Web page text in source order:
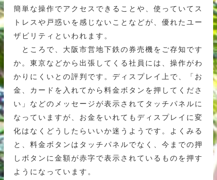
簡単な操作でアクセスできることや、使っていてス
トレスや戸惑いを感じないことなどが、優れたユー
ザビリティといわれます。
ところで、大阪市営地下鉄の券売機をご存知です
か。東京などから出張してくる社員には、操作がわ
かりにくいとの評判です。ディスプレイ上で、「お
金、カードを入れてから料金ボタンを押してくださ
い」などのメッセージが表示されてタッチパネルに
なっていますが、お金をいれてもディスプレイに変
化はなくどうしたらいいか迷うようです。よくみる
と、料金ボタンはタッチパネルでなく、今までの押
しボタンに金額が赤字で表示されているものを押す
ようになっています。